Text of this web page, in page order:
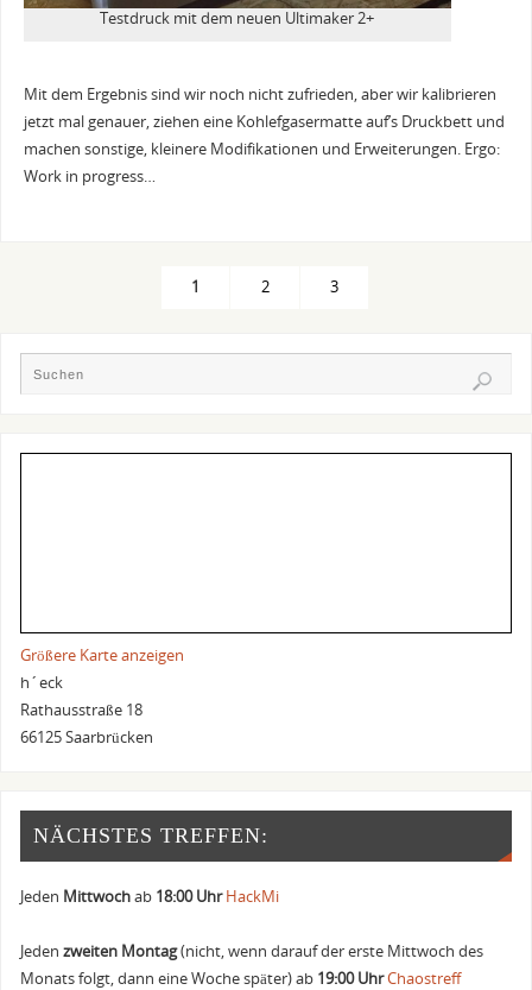
Testdruck mit dem neuen Ultimaker 2+
Mit dem Ergebnis sind wir noch nicht zufrieden, aber wir kalibrieren
jetzt mal genauer, ziehen eine Kohlefgasermatte auf’s Druckbett und
machen sonstige, kleinere Modifikationen und Erweiterungen. Ergo:
Work in progress…
1 2 3
Größere Karte anzeigen
h´eck
Rathausstraße 18
66125 Saarbrücken
NÄCHSTES TREFFEN:
Jeden Mittwochab 18:00 Uhr HackMi
Jedenzweiten Montag(nicht, wenn darauf der erste Mittwoch des
Monats folgt, dann eine Woche später) ab 19:00 UhrChaostreff